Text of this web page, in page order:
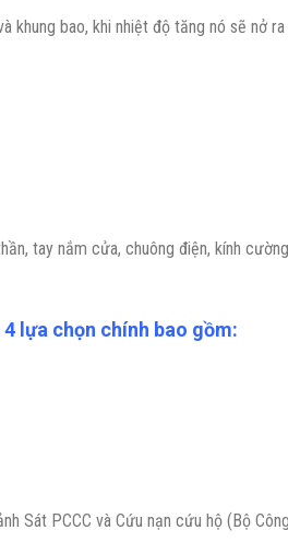
bao, khi nhiệt độ tăng nó sẽ nở
tay nắm cửa, chuông điện, kính
lựa chọn chính bao gồm:
Sát PCCC và Cứu nạn cứu hộ (Bộ